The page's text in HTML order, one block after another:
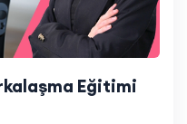
Eğitimi